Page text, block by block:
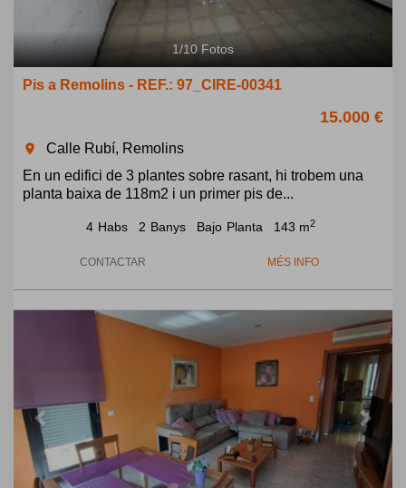
1/10Fotos
Pis a Remolins - REF.: 97_CIRE-00341
15.000 €
room
Calle Rubí, Remolins
En un edifici de 3 plantes sobre rasant, hi trobem una
planta baixa de 118m2 i un primer pis de...
4 Habs 2 Banys Bajo Planta 143 m2
CONTACTAR MÉS INFO